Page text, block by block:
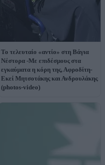
Το τελευταίο «αντίο» στη Βάγια
Νέστορα -Με επιδέσμους στα
εγκαύματα η κόρη της, Αφροδίτη-
Εκεί Μητσοτάκης και Ανδρουλάκης
(photos-video)